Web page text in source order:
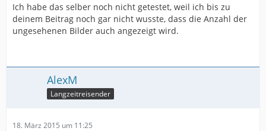
Ich habe das selber noch nicht getestet, weil ich bis zu
deinem Beitrag noch gar nicht wusste, dass die Anzahl der
ungesehenen Bilder auch angezeigt wird.
AlexM
Langzeitreisender
18. März 2015 um 11:25